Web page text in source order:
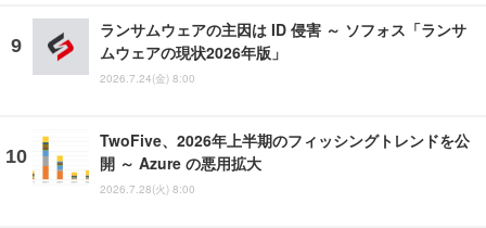
ランサムウェアの主因は ID 侵害 ～ ソフォス「ランサ
ムウェアの現状2026年版」
2026.7.24(金) 8:00
TwoFive、2026年上半期のフィッシングトレンドを公
開 ～ Azure の悪用拡大
2026.7.28(火) 8:00